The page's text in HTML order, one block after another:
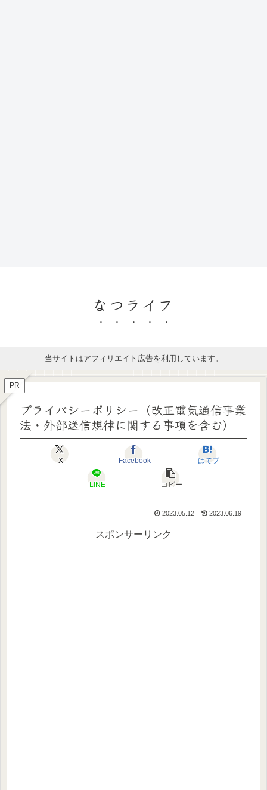
なつライフ
当サイトはアフィリエイト広告を利用しています。
PR
プライバシーポリシー（改正電気通信事業
法・外部送信規律に関する事項を含む）
X Facebook はてブ
LINE コピー
2023.05.12 2023.06.19
スポンサーリンク